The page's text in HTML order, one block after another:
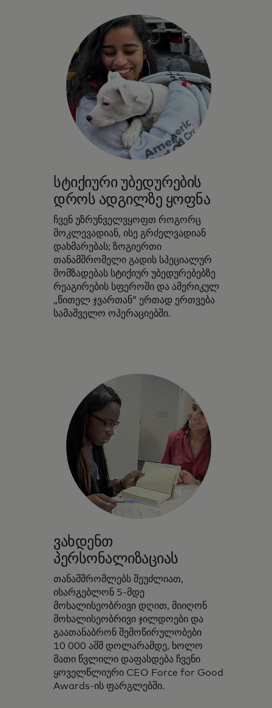
სტიქიური უბედურების
დროს ადგილზე ყოფნა
ჩვენ უზრუნველვყოფთ როგორც
მოკლევადიან, ისე გრძელვადიან
დახმარებას; ზოგიერთი
თანამშრომელი გადის სპეციალურ
მომზადებას სტიქიურ უბედურებებზე
რეაგირების სფეროში და ამერიკულ
„წითელ ჯვართან“ ერთად ერთვება
სამაშველო ოპერაციებში.
ვახდენთ
პერსონალიზაციას
თანამშრომლებს შეუძლიათ,
ისარგებლონ 5-მდე
მოხალისეობრივი დღით, მიიღონ
მოხალისეობრივი ჯილდოები და
გაათანაბრონ შემოწირულობები
10 000 აშშ დოლარამდე, ხოლო
მათი წვლილი დაფასდება ჩვენი
ყოველწლიური CEO Force for Good
Awards-ის ფარგლებში.